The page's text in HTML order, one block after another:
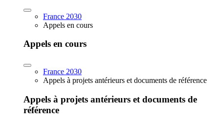
France 2030
Appels en cours
Appels en cours
France 2030
Appels à projets antérieurs et documents de référence
Appels à projets antérieurs et documents de
référence